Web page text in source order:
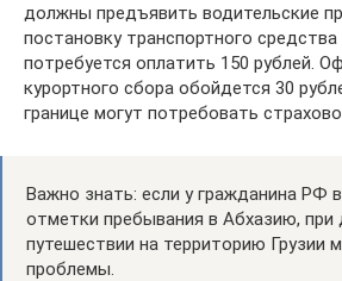
должны предъявить водительские
постановку транспортного
потребуется оплатить 150 рублей.
курортного сбора обойдется 30
границе могут потребовать
Важно знать: если у гражданина РФ
отметки пребывания в Абхазию, при
путешествии на территорию Грузии
проблемы.